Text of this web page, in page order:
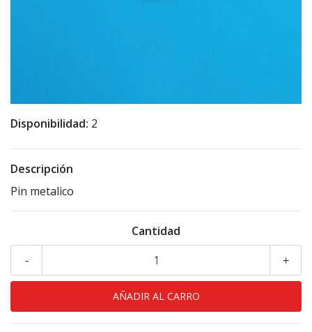
Disponibilidad: 2
Descripción
Pin metalico
Cantidad
+
-